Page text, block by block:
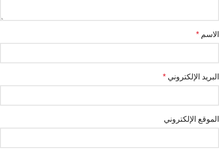
الاسم *
البريد الإلكتروني *
الموقع الإلكتروني